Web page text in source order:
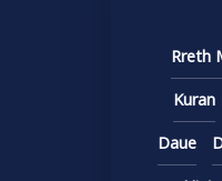
Rreth
Kuran
Daue